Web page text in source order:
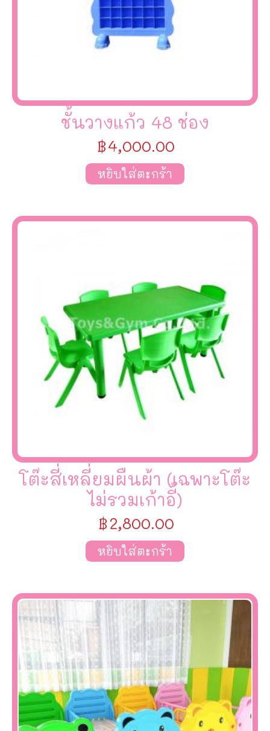
ชั้นวางแก้ว 48 ช่อง
฿4,000.00
หยิบใส่ตะกร้า
โต๊ะสี่เหลี่ยมผืนผ้า (เฉพาะโต๊ะ
ไม่รวมเก้าอี้)
฿2,800.00
หยิบใส่ตะกร้า